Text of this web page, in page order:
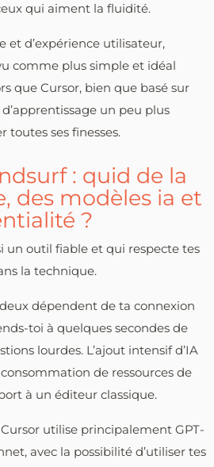
qui aiment la fluidité.
et d’expérience utilisateur,
comme plus simple et idéal
que Cursor, bien que basé sur
un peu plus
toutes ses finesses.
: quid de la
des modèles ia et
?
un outil fiable et qui respecte tes
la technique.
dépendent de ta connexion
toi à quelques secondes de
lourdes. L’ajout intensif d’IA
de ressources de
à un éditeur classique.
utilise principalement GPT-
avec la possibilité d’utiliser tes